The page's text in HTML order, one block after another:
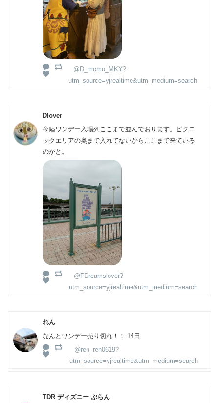
@D_momo_MKY?
utm_source=yjrealtime&utm_medium=search
Dlover
今陸ワンデー入場列ここまで並んでおります。ピクニ
ックエリアの奥まで入れてないからここまで来ている
のかと。
@FDreamslover?
utm_source=yjrealtime&utm_medium=search
れん
なんとワンデー売り切れ！！ 14日
@ren_ren0619?
utm_source=yjrealtime&utm_medium=search
TDR ディズニー ぷらん